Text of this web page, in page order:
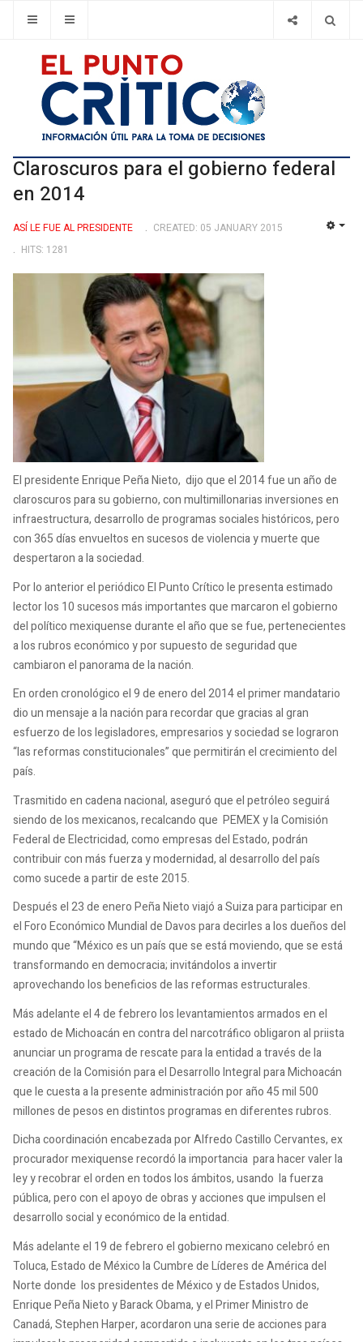
Claroscuros para el gobierno federal
en 2014
ASÍ­ LE FUE AL PRESIDENTE
CREATED: 05 JANUARY 2015
HITS: 1281
El presidente Enrique Peña Nieto, dijo que el 2014 fue un año de
claroscuros para su gobierno, con multimillonarias inversiones en
infraestructura, desarrollo de programas sociales históricos, pero
con 365 días envueltos en sucesos de violencia y muerte que
despertaron a la sociedad.
Por lo anterior el periódico El Punto Crítico le presenta estimado
lector los 10 sucesos más importantes que marcaron el gobierno
del político mexiquense durante el año que se fue, pertenecientes
a los rubros económico y por supuesto de seguridad que
cambiaron el panorama de la nación.
En orden cronológico el 9 de enero del 2014 el primer mandatario
dio un mensaje a la nación para recordar que gracias al gran
esfuerzo de los legisladores, empresarios y sociedad se lograron
“las reformas constitucionales” que permitirán el crecimiento del
país.
Trasmitido en cadena nacional, aseguró que el petróleo seguirá
siendo de los mexicanos, recalcando que PEMEX y la Comisión
Federal de Electricidad, como empresas del Estado, podrán
contribuir con más fuerza y modernidad, al desarrollo del país
como sucede a partir de este 2015.
Después el 23 de enero Peña Nieto viajó a Suiza para participar en
el Foro Económico Mundial de Davos para decirles a los dueños del
mundo que “México es un país que se está moviendo, que se está
transformando en democracia; invitándolos a invertir
aprovechando los beneficios de las reformas estructurales.
Más adelante el 4 de febrero los levantamientos armados en el
estado de Michoacán en contra del narcotráfico obligaron al priista
anunciar un programa de rescate para la entidad a través de la
creación de la Comisión para el Desarrollo Integral para Michoacán
que le cuesta a la presente administración por año 45 mil 500
millones de pesos en distintos programas en diferentes rubros.
Dicha coordinación encabezada por Alfredo Castillo Cervantes, ex
procurador mexiquense recordó la importancia para hacer valer la
ley y recobrar el orden en todos los ámbitos, usando la fuerza
pública, pero con el apoyo de obras y acciones que impulsen el
desarrollo social y económico de la entidad.
Más adelante el 19 de febrero el gobierno mexicano celebró en
Toluca, Estado de México la Cumbre de Líderes de América del
Norte donde los presidentes de México y de Estados Unidos,
Enrique Peña Nieto y Barack Obama, y el Primer Ministro de
Canadá, Stephen Harper, acordaron una serie de acciones para